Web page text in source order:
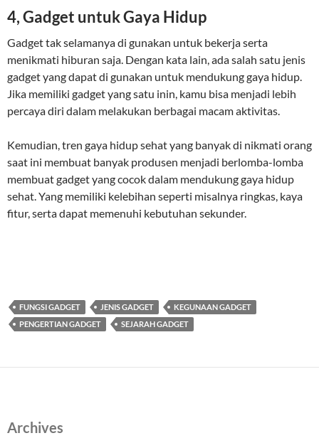
4, Gadget untuk Gaya Hidup
Gadget tak selamanya di gunakan untuk bekerja serta
menikmati hiburan saja. Dengan kata lain, ada salah satu jenis
gadget yang dapat di gunakan untuk mendukung gaya hidup.
Jika memiliki gadget yang satu inin, kamu bisa menjadi lebih
percaya diri dalam melakukan berbagai macam aktivitas.
Kemudian, tren gaya hidup sehat yang banyak di nikmati orang
saat ini membuat banyak produsen menjadi berlomba-lomba
membuat gadget yang cocok dalam mendukung gaya hidup
sehat. Yang memiliki kelebihan seperti misalnya ringkas, kaya
fitur, serta dapat memenuhi kebutuhan sekunder.
FUNGSI GADGET JENIS GADGET
KEGUNAAN GADGET
PENGERTIAN GADGET
SEJARAH GADGET
Archives